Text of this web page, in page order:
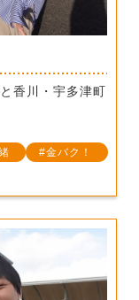
香川・宇多津町
金バク！